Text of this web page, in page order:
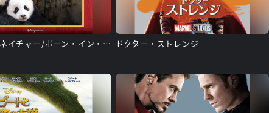
ディズニーネイチャー/ボーン・イン・チャイナ － パンダ・ユキヒョウ・キンシコウ － ドクター・ストレンジ